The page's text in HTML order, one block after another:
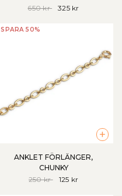
650 kr
325 kr
SPARA 50%
+
ANKLET FÖRLÄNGER,
CHUNKY
250 kr
125 kr